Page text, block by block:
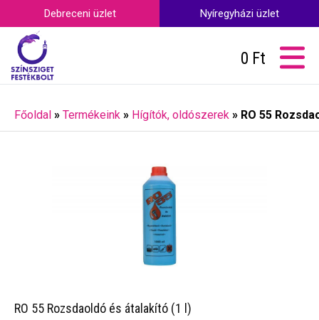
Debreceni üzlet Nyíregyházi üzlet
0 Ft
Főoldal » Termékeink » Hígítók, oldószerek » RO 55
RO 55 Rozsdaoldó és átalakító (1 l)